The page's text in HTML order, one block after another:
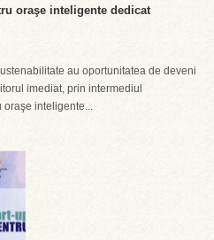
oraşe inteligente dedicat
au oportunitatea de deveni
imediat, prin intermediul
oraşe inteligente...